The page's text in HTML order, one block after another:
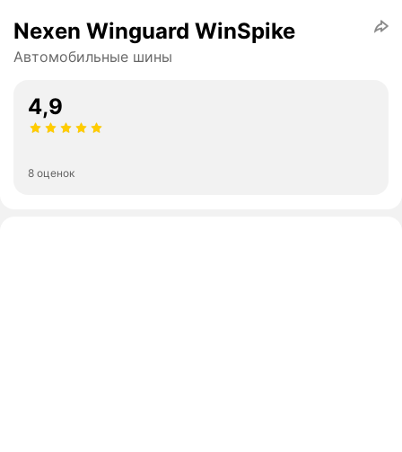
Nexen Winguard WinSpike
Автомобильные шины
4,9
8 оценок